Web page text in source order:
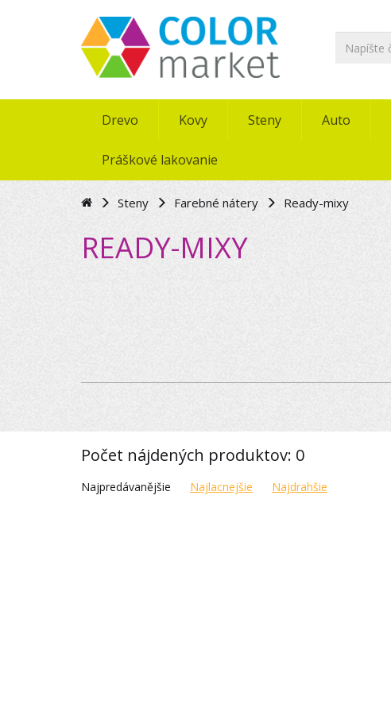
Drevo Kovy Steny Auto
Práškové lakovanie
Steny Farebné nátery Ready-mixy
READY-MIXY
Počet nájdených produktov: 0
Najpredávanějšie Najlacnejšie Najdrahšie